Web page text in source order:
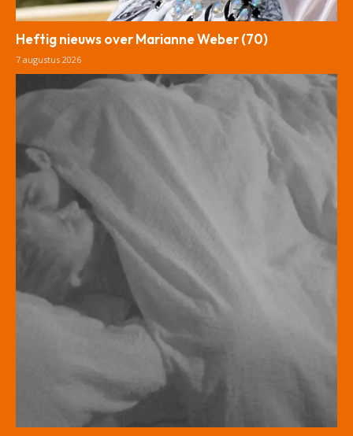
Heftig nieuws over Marianne Weber (70)
7 augustus 2026